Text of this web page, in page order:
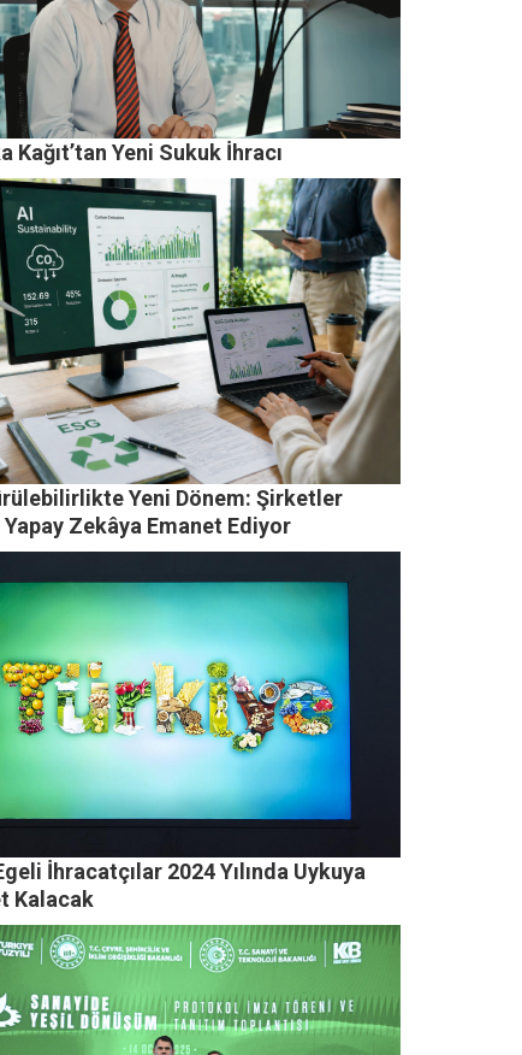
Kağıt’tan Yeni Sukuk İhracı
Yeni Dönem: Şirketler
Zekâya Emanet Ediyor
İhracatçılar 2024 Yılında Uykuya
Kalacak